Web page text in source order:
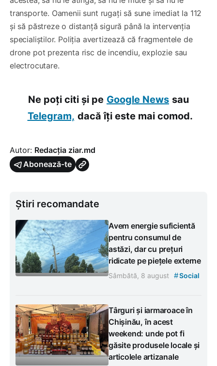
transporte. Oamenii sunt rugați să sune imediat la 112
și să păstreze o distanță sigură până la intervenția
specialiștilor. Poliția avertizează că fragmentele de
drone pot prezenta risc de incendiu, explozie sau
electrocutare.
Ne poți citi și pe Google News sau
Telegram, dacă îți este mai comod.
Autor: Redacția ziar.md
Abonează-te
Știri recomandate
Avem energie suficientă
pentru consumul de
astăzi, dar cu prețuri
ridicate pe piețele externe
Sâmbătă, 8 august #Social
Târguri și iarmaroace în
Chișinău, în acest
weekend: unde pot fi
găsite produsele locale și
articolele artizanale